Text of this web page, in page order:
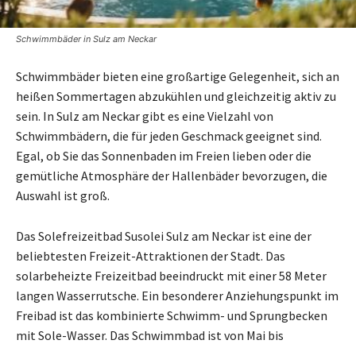
Schwimmbäder in Sulz am Neckar
Schwimmbäder bieten eine großartige Gelegenheit, sich an
heißen Sommertagen abzukühlen und gleichzeitig aktiv zu
sein. In Sulz am Neckar gibt es eine Vielzahl von
Schwimmbädern, die für jeden Geschmack geeignet sind.
Egal, ob Sie das Sonnenbaden im Freien lieben oder die
gemütliche Atmosphäre der Hallenbäder bevorzugen, die
Auswahl ist groß.
Das Solefreizeitbad Susolei Sulz am Neckar ist eine der
beliebtesten Freizeit-Attraktionen der Stadt. Das
solarbeheizte Freizeitbad beeindruckt mit einer 58 Meter
langen Wasserrutsche. Ein besonderer Anziehungspunkt im
Freibad ist das kombinierte Schwimm- und Sprungbecken
mit Sole-Wasser. Das Schwimmbad ist von Mai bis